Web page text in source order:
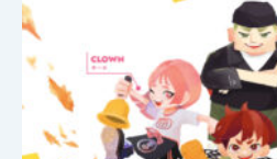
2025.07.09
001_新卒採用サイト 025_外食
記事を見る サイトを見る